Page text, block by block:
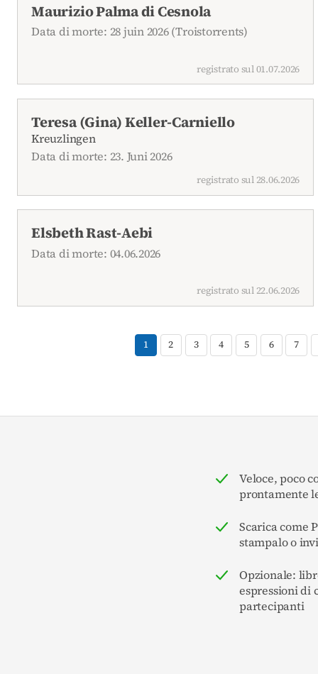
Maurizio Palma di Cesnola
Data di morte: 28 juin 2026 (Troistorrents)
registrato sul 01.07.2026
Teresa (Gina) Keller-Carniello
Kreuzlingen
Data di morte: 23. Juni 2026
registrato sul 28.06.2026
Elsbeth Rast-Aebi
Data di morte: 04.06.2026
registrato sul 22.06.2026
1 2 3 4 5 6 7
Veloce, poco
prontamente
Scarica come
stampalo o
Opzionale:
espressioni di
partecipanti